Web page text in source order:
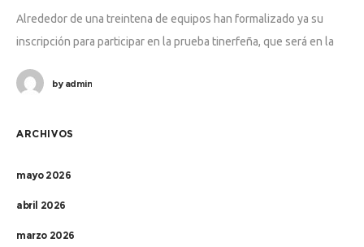
Alrededor de una treintena de equipos han formalizado ya su
inscripción para participar en la prueba tinerfeña, que será en la
byadmin
ARCHIVOS
mayo 2026
abril 2026
marzo 2026